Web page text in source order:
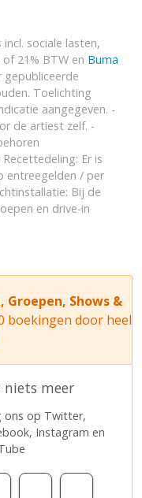
sociale lasten,
21% BTW en Buma
gepubliceerde
Toelichting
aangegeven. -
de artiest zelf. -
Er is
entreegelden / per
Bij de
en drive-in
Shows &
boekingen door heel
niets meer
ons op Twitter,
Instagram en